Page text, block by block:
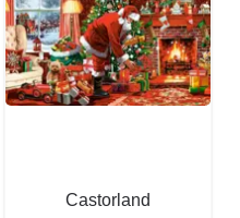
Castorland